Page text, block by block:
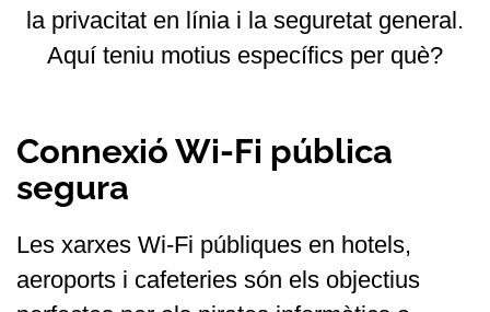
la privacitat en línia i la seguretat general.
Aquí teniu motius específics per què?
Connexió Wi-Fi pública
segura
Les xarxes Wi-Fi públiques en hotels,
aeroports i cafeteries són els objectius